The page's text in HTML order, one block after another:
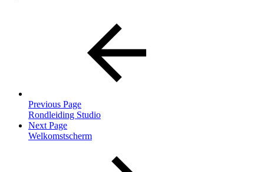
Previous Page
Rondleiding Studio
Next Page
Welkomstscherm